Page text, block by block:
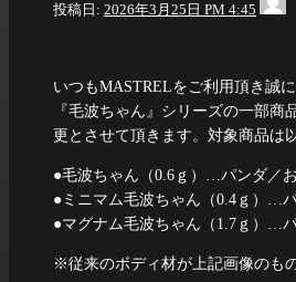
投稿日: 2026年3月25日 PM 4:45
いつもMASTRELをご利用頂き誠
『毛波ちゃん』シリーズの一部商
更とさせて頂きます。対象商品は
●毛波ちゃん（0.6ｇ）…パンダ／
●ミニマム毛波ちゃん（0.4ｇ）…
●マグナム毛波ちゃん（1.7ｇ）…
※従来のボディ材が上記画像のも